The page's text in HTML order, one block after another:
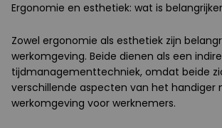
Ergonomie en esthetiek: wat is
Zowel ergonomie als esthetiek zijn
werkomgeving. Beide dienen als een
tijdmanagementtechniek, omdat beide
verschillende aspecten van het handiger
werkomgeving voor werknemers.